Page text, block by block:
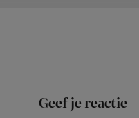
Geef je reactie